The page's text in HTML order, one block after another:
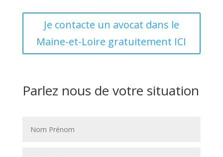
Je contacte un avocat dans le
Maine-et-Loire gratuitement ICI
Parlez nous de votre situation